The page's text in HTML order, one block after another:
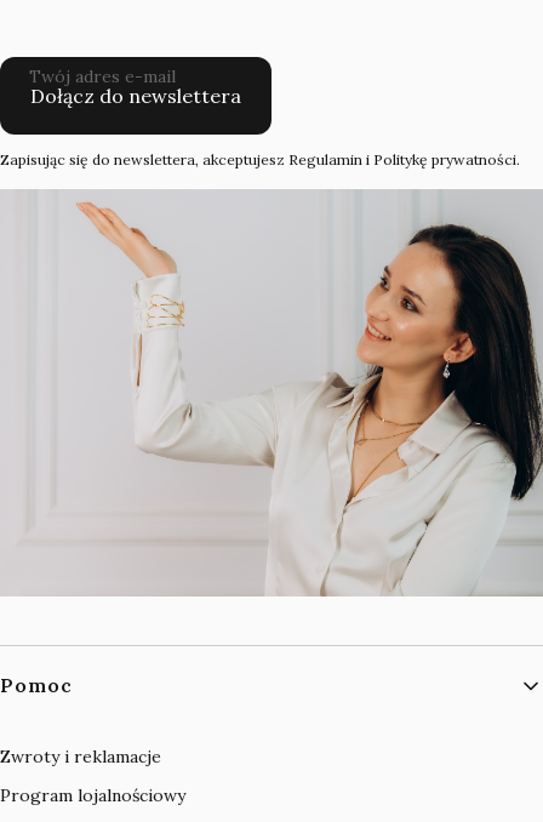
Twój adres e-mail
Dołącz do newslettera
Zapisując się do newslettera, akceptujesz Regulamin i Politykę prywatności.
Linki w stopce
Pomoc
Zwroty i reklamacje
Program lojalnościowy